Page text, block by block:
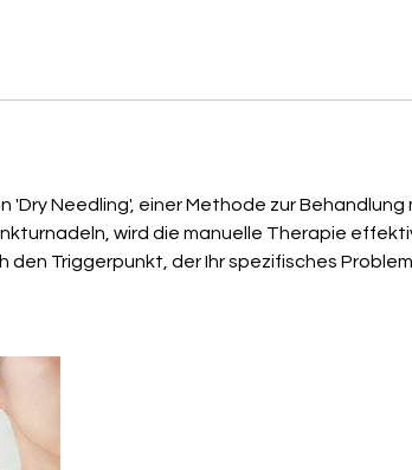
'Dry Needling', einer Methode zur
wird die manuelle Therapie
den Triggerpunkt, der Ihr spezifisches